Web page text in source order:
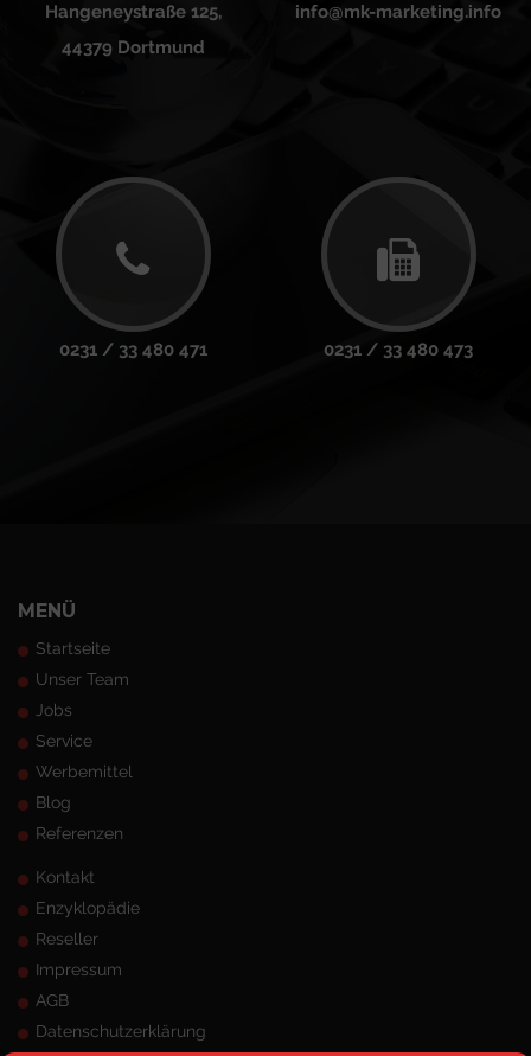
Hangeneystraße 125,
44379 Dortmund
info@mk-marketing.info
0231 / 33 480 471 0231 / 33 480 473
MENÜ
Startseite
Unser Team
Jobs
Service
Werbemittel
Blog
Referenzen
Kontakt
Enzyklopädie
Reseller
Impressum
AGB
Datenschutzerklärung